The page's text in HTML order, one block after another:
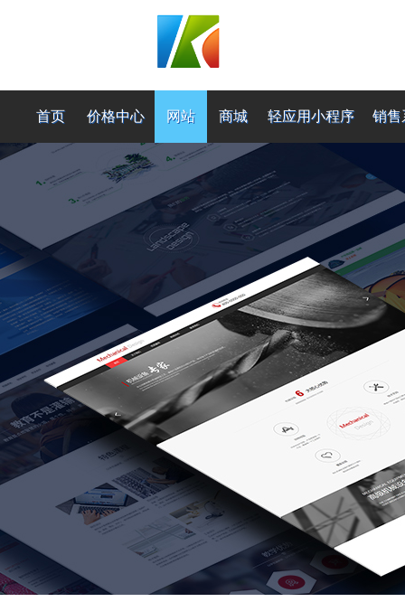
首页 价格中心 网站 商城 轻应用小程序 销售